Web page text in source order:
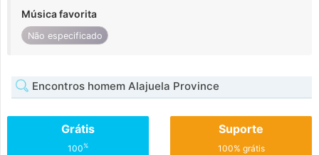
Música favorita
Não especificado
Encontros homem Alajuela Province
Grátis
100%
Suporte
100% grátis